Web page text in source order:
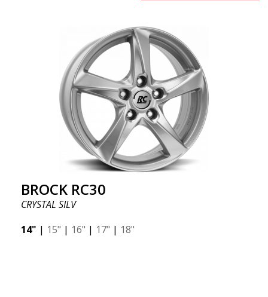
BROCK RC30
CRYSTAL SILV
14" | 15" | 16" | 17" | 18"